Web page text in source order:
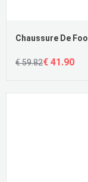
€ 59.82€ 41.90